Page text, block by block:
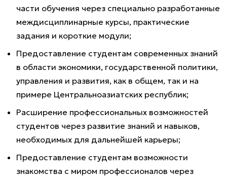
части обучения через специально разработанные
междисциплинарные курсы, практические
задания и короткие модули;
Предоставление студентам современных знаний
в области экономики, государственной политики,
управления и развития, как в общем, так и на
примере Центральноазиатских республик;
Расширение профессиональных возможностей
студентов через развитие знаний и навыков,
необходимых для дальнейшей карьеры;
Предоставление студентам возможности
знакомства с миром профессионалов через